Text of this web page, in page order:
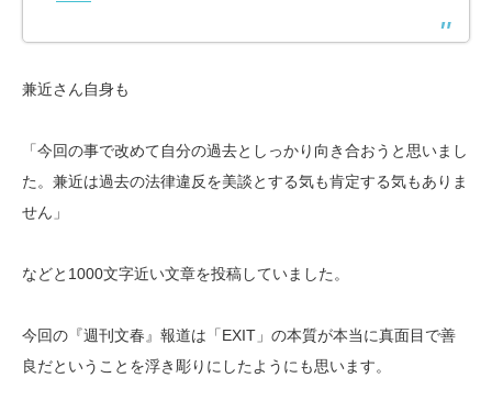
兼近さん自身も
「今回の事で改めて自分の過去としっかり向き合おうと思いまし
た。兼近は過去の法律違反を美談とする気も肯定する気もありま
せん」
などと1000文字近い文章を投稿していました。
今回の『週刊文春』報道は「EXIT」の本質が本当に真面目で善
良だということを浮き彫りにしたようにも思います。